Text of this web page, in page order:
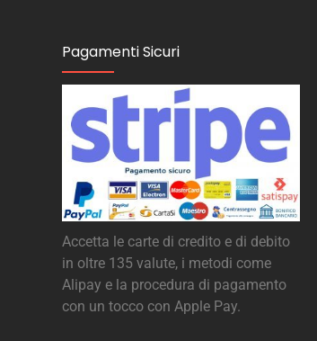
Pagamenti Sicuri
Accetta le carte di credito e di debito
in oltre 135 valute, i metodi come
Alipay e la procedura di pagamento
con un tocco con Apple Pay.